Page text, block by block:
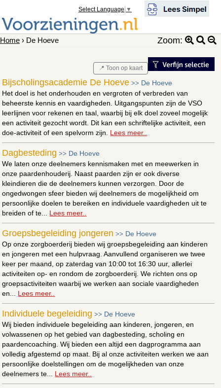
Select Language ▼
Home › De Hoeve Zoom:
📍 Toon op kaart
Bijscholingsacademie De Hoeve >> De Hoeve
Het doel is het onderhouden en vergroten of verbreden van
beheerste kennis en vaardigheden. Uitgangspunten zijn de VSO
leerlijnen voor rekenen en taal, waarbij bij elk doel zoveel mogelijk
een activiteit gezocht wordt. Dit kan een schriftelijke activiteit, een
doe-activiteit of een spelvorm zijn. Lees meer..
Dagbesteding >> De Hoeve
We laten onze deelnemers kennismaken met en meewerken in
onze paardenhouderij. Naast paarden zijn er ook diverse
kleindieren die de deelnemers kunnen verzorgen. Door de
ongedwongen sfeer bieden wij deelnemers de mogelijkheid om
persoonlijke doelen te bereiken en individuele vaardigheden uit te
breiden of te... Lees meer..
Groepsbegeleiding jongeren >> De Hoeve
Op onze zorgboerderij bieden wij groepsbegeleiding aan kinderen
en jongeren met een hulpvraag. Aanvullend organiseren we twee
keer per maand, op zaterdag van 10:00 tot 16:30 uur, allerlei
activiteiten op- en rondom de zorgboerderij. We richten ons op
groepsactiviteiten waarbij we werken aan sociale vaardigheden
en... Lees meer..
Individuele begeleiding >> De Hoeve
Wij bieden individuele begeleiding aan kinderen, jongeren, en
volwassenen op het gebied van dagbesteding, scholing en
paardencoaching. Wij bieden een altijd een dagprogramma aan
volledig afgestemd op maat. Bij al onze activiteiten werken we aan
persoonlijke doelstellingen om de mogelijkheden van onze
deelnemers te... Lees meer..